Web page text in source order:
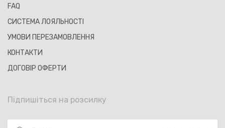
FAQ
СИСТЕМА ЛОЯЛЬНОСТІ
УМОВИ ПЕРЕЗАМОВЛЕННЯ
КОНТАКТИ
ДОГОВІР ОФЕРТИ
Підпишіться на розсилку